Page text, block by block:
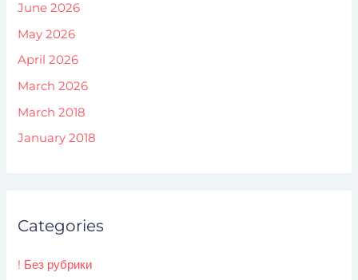
June 2026
May 2026
April 2026
March 2026
March 2018
January 2018
Categories
! Без рубрики